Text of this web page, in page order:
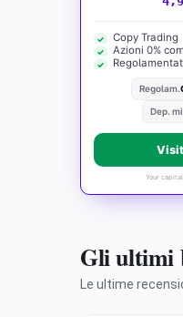
Copy Trading
Azioni 0%
Regolam.
Dep.
Your
Gli ultimi
Le ultime